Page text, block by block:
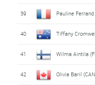
39 Pauline
40 Tiffany
41 Wilma Aintila
42 Olivia Baril